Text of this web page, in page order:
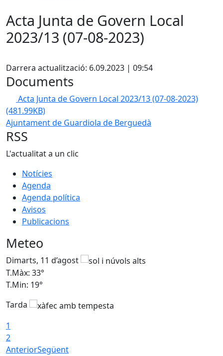
Acta Junta de Govern Local
2023/13 (07-08-2023)
Darrera actualització: 6.09.2023 | 09:54
Documents
Acta Junta de Govern Local 2023/13 (07-08-2023)
(481.99KB)
Ajuntament de Guardiola de Berguedà
RSS
L'actualitat a un clic
Notícies
Agenda
Agenda política
Avisos
Publicacions
Meteo
Dimarts, 11 d’agost
T.Màx: 33°
T.Min: 19°
Tarda
1
2
AnteriorSegüent